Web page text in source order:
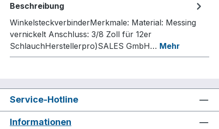
Beschreibung
WinkelsteckverbinderMerkmale: Material: Messing
vernickelt Anschluss: 3/8 Zoll für 12er
SchlauchHerstellerpro)SALES GmbH… Mehr
Service-Hotline
Informationen